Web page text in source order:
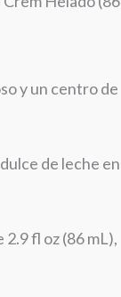
y un centro de
de leche en
fl oz (86 mL),